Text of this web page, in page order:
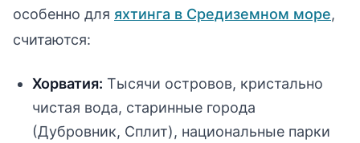
особенно для яхтинга в Средиземном море,
считаются:
Хорватия: Тысячи островов, кристально
чистая вода, старинные города
(Дубровник, Сплит), национальные парки